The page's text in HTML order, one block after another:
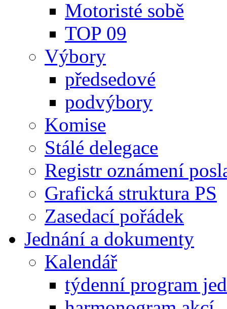
Motoristé sobě
TOP 09
Výbory
předsedové
podvýbory
Komise
Stálé delegace
Registr oznámení
Grafická struktura PS
Zasedací pořádek
Jednání a dokumenty
Kalendář
týdenní program